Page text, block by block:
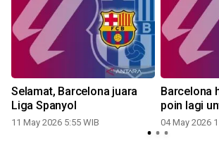
Selamat, Barcelona juara
Liga Spanyol
11 May 2026 5:55 WIB
Barcelona
poin lagi
04 May 2026